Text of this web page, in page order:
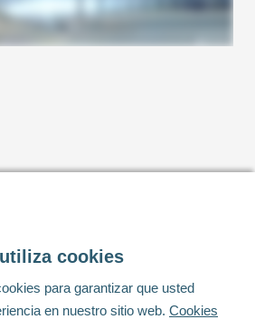
cookies
para garantizar que usted
en nuestro sitio web. Cookies